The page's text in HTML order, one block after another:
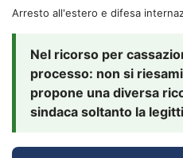
Arresto all'estero e difesa
Nel ricorso per
processo: non si
propone una diversa
sindaca soltanto la